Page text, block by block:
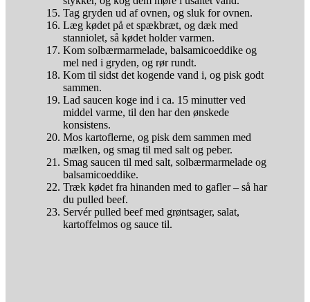
Tag gryden ud af ovnen, og sluk for ovnen.
Læg kødet på et spækbræt, og dæk med
stanniolet, så kødet holder varmen.
Kom solbærmarmelade, balsamicoeddike og
mel ned i gryden, og rør rundt.
Kom til sidst det kogende vand i, og pisk godt
sammen.
Lad saucen koge ind i ca. 15 minutter ved
middel varme, til den har den ønskede
konsistens.
Mos kartoflerne, og pisk dem sammen med
mælken, og smag til med salt og peber.
Smag saucen til med salt, solbærmarmelade og
balsamicoeddike.
Træk kødet fra hinanden med to gafler – så har
du pulled beef.
Servér pulled beef med grøntsager, salat,
kartoffelmos og sauce til.